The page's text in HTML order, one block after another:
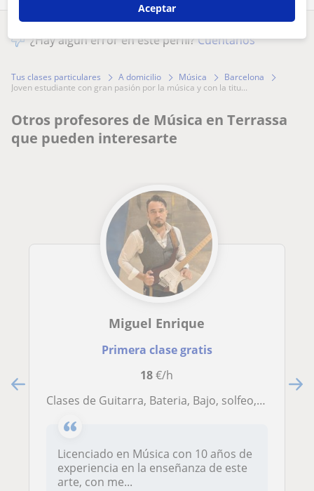
¿Hay algún error en este perfil?Cuéntanos
Tus clases particulares A domicilio Música
Barcelona
joven estudiante con gran pasión por la música y con la titu...
Otros profesores de Música en Terrassa
que pueden interesarte
Miguel Enrique
Primera clase gratis
18€/h
Clases de Guitarra, Bateria, Bajo, solfeo, armonia y ensamble en Barcelona, a domicilio, en la comodidad de tu casa y sobre todo a tu ritmo y nivel!
Licenciado en Música con 10 años de
experiencia en la enseñanza de este
arte, con me...
Aceptar